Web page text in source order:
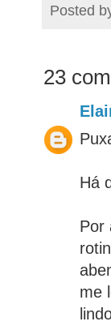
Posted
23
Há
Por
me